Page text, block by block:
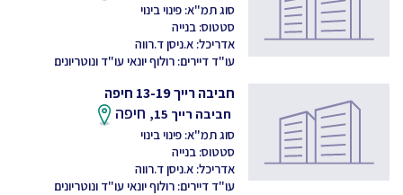
סוג תמ"א: פינוי בינוי
סטטוס: בנייה
אדריכל: א.ניסן ד.רווה
עו"ד דיירים: רולוף יונאי עו"ד ונוטריונים
חביבה רייך 13-19 חיפה
חביבה רייך 15, חיפה
סוג תמ"א: פינוי בינוי
סטטוס: בנייה
אדריכל: א.ניסן ד.רווה
עו"ד דיירים: רולוף יונאי עו"ד ונוטריונים